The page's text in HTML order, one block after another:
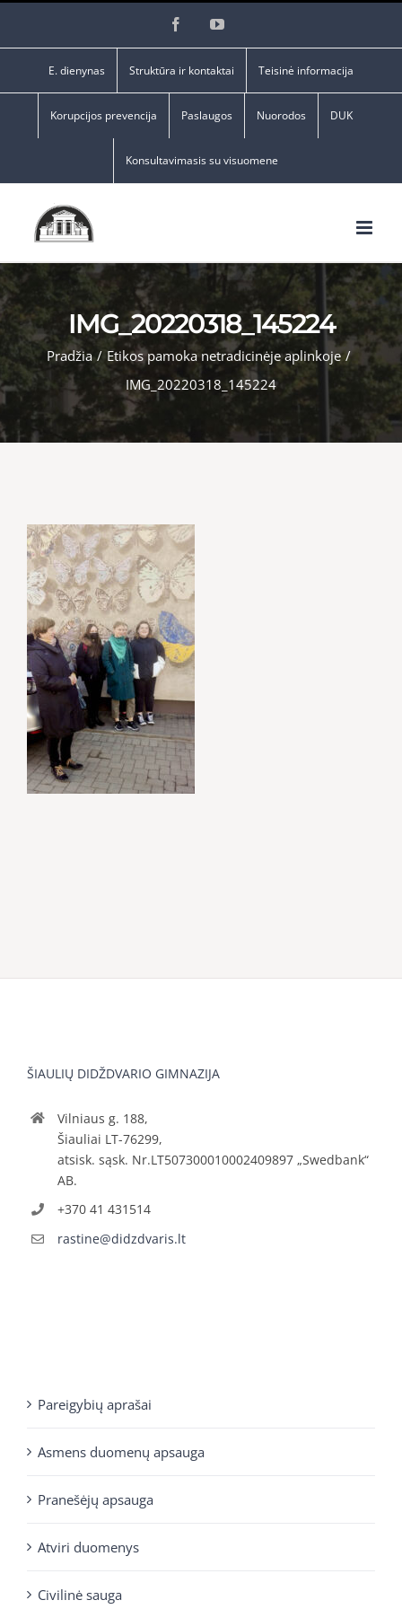
FacebookYouTube
E. dienynas Struktūra ir kontaktai Teisinė informacija
Korupcijos prevencija Paslaugos Nuorodos DUK
Konsultavimasis su visuomene
IMG_20220318_145224
Pradžia / Etikos pamoka netradicinėje aplinkoje /
IMG_20220318_145224
ŠIAULIŲ DIDŽDVARIO GIMNAZIJA
Vilniaus g. 188,
Šiauliai LT-76299,
atsisk. sąsk. Nr.LT507300010002409897 „Swedbank“
AB.
+370 41 431514
rastine@didzdvaris.lt
Pareigybių aprašai
Asmens duomenų apsauga
Pranešėjų apsauga
Atviri duomenys
Civilinė sauga